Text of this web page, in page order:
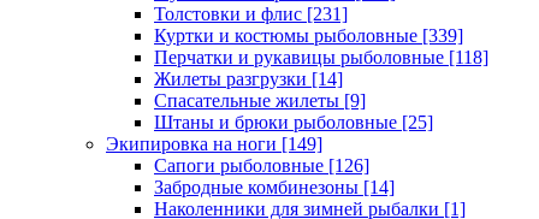
Толстовки и флис [231]
Куртки и костюмы рыболовные [339]
Перчатки и рукавицы рыболовные [118]
Жилеты разгрузки [14]
Спасательные жилеты [9]
Штаны и брюки рыболовные [25]
Экипировка на ноги [149]
Сапоги рыболовные [126]
Забродные комбинезоны [14]
Наколенники для зимней рыбалки [1]